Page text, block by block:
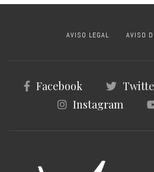
AVISO LEGAL AVISO
Facebook
Instagram